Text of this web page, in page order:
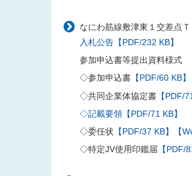
なにわ筋線敷津東１交差点
入札公告【PDF/232 KB】
参加申込書等提出資料様式
◇参加申込書【PDF/60 KB】
◇共同企業体協定書【PDF/
◇記載要領【PDF/71 KB】
◇委任状 【PDF/37 KB】
【
◇特定JV使用印鑑届 【PDF/